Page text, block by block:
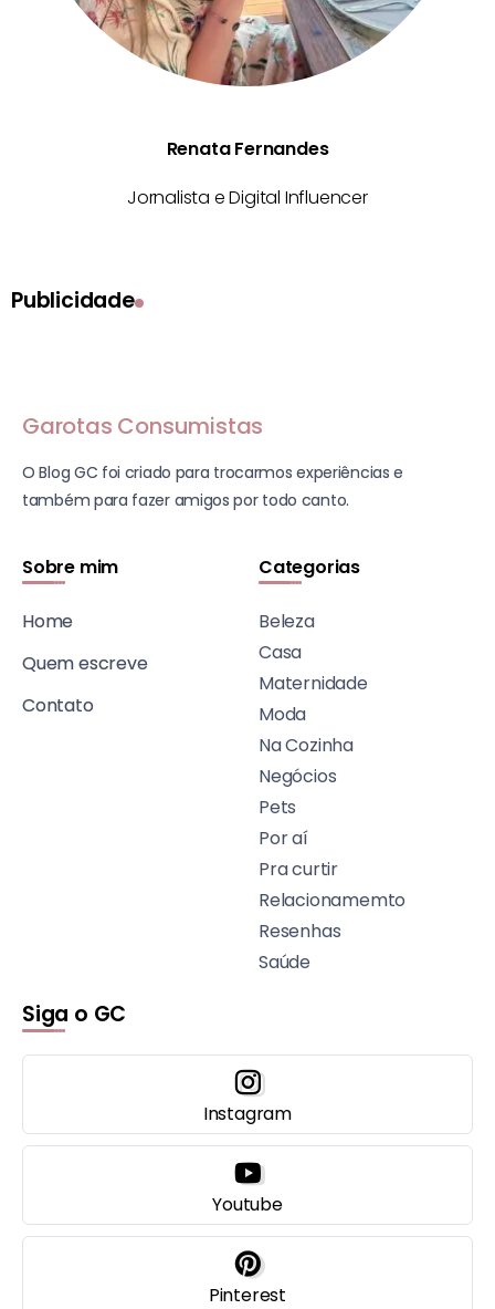
Renata Fernandes
Jornalista e Digital Influencer
Publicidade
Garotas Consumistas
O Blog GC foi criado para trocarmos experiências e
também para fazer amigos por todo canto.
Sobre mim
Home
Quem escreve
Contato
Categorias
Beleza
Casa
Maternidade
Moda
Na Cozinha
Negócios
Pets
Por aí
Pra curtir
Relacionamemto
Resenhas
Saúde
Siga o GC
Instagram
Youtube
Pinterest